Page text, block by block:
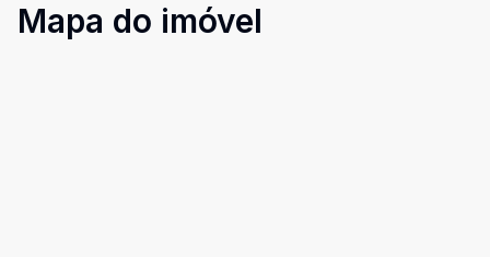
Mapa do imóvel